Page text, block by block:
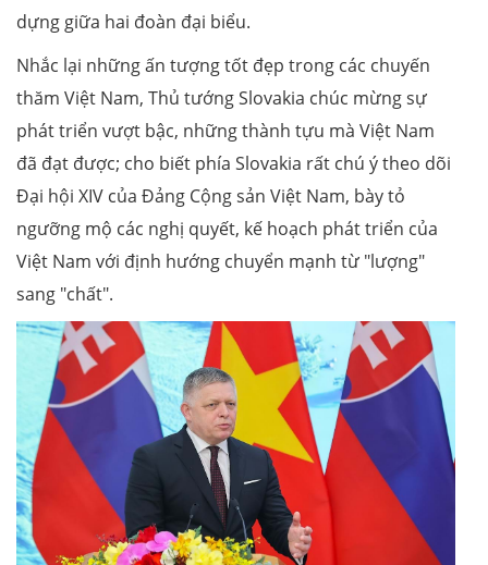
dựng giữa hai đoàn đại biểu.
Nhắc lại những ấn tượng tốt đẹp trong các chuyến
thăm Việt Nam, Thủ tướng Slovakia chúc mừng sự
phát triển vượt bậc, những thành tựu mà Việt Nam
đã đạt được; cho biết phía Slovakia rất chú ý theo dõi
Đại hội XIV của Đảng Cộng sản Việt Nam, bày tỏ
ngưỡng mộ các nghị quyết, kế hoạch phát triển của
Việt Nam với định hướng chuyển mạnh từ "lượng"
sang "chất".